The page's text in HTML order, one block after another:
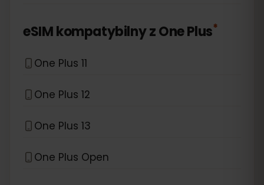
eSIM kompatybilny zOne Plus*
One Plus 11
One Plus 12
One Plus 13
One Plus Open